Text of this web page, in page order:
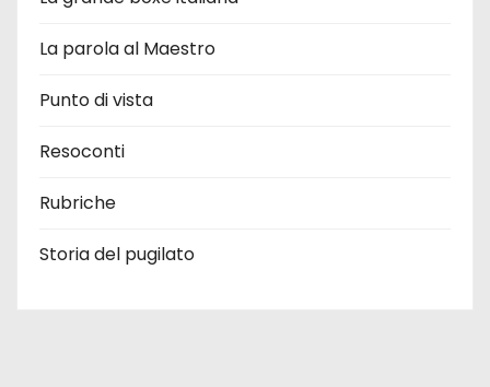
La parola al Maestro
Punto di vista
Resoconti
Rubriche
Storia del pugilato